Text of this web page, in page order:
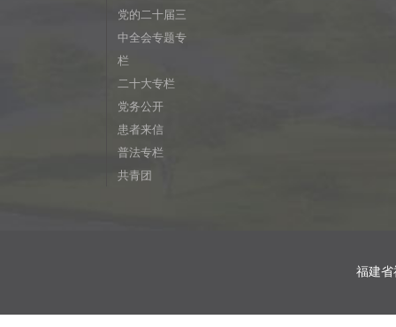
党的二十届三
中全会专题专
栏
二十大专栏
党务公开
患者来信
普法专栏
共青团
福建